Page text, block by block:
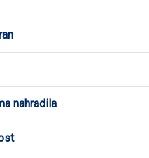
nahradila